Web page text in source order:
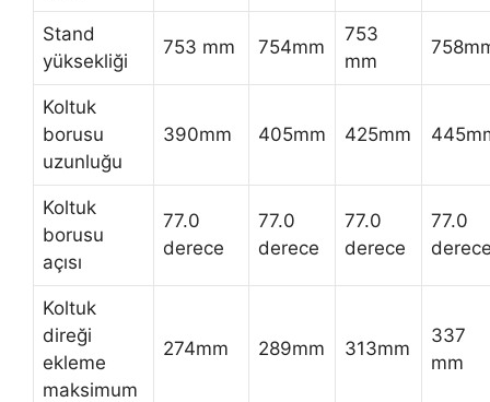
Stand
yüksekliği
753 mm 754mm
753
mm
Koltuk
borusu
uzunluğu
390mm 405mm 425mm
Koltuk
borusu
açısı
77.0
derece
77.0
derece
77.0
derece
77.0
Koltuk
direği
ekleme
maksimum
274mm 289mm 313mm
337
mm